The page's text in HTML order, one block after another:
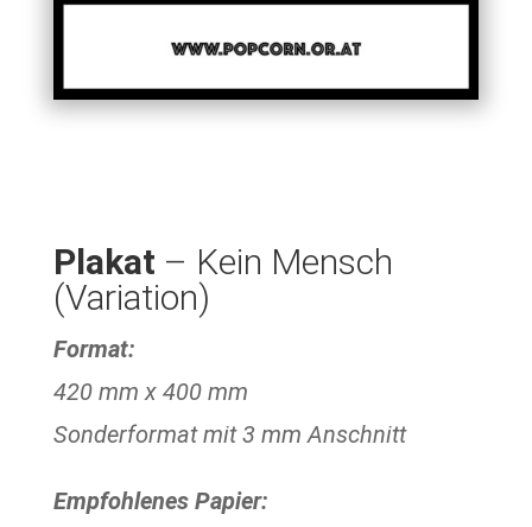
Plakat – Kein Mensch
(Variation)
Format:
420 mm x 400 mm
Sonderformat mit 3 mm Anschnitt
Empfohlenes Papier: